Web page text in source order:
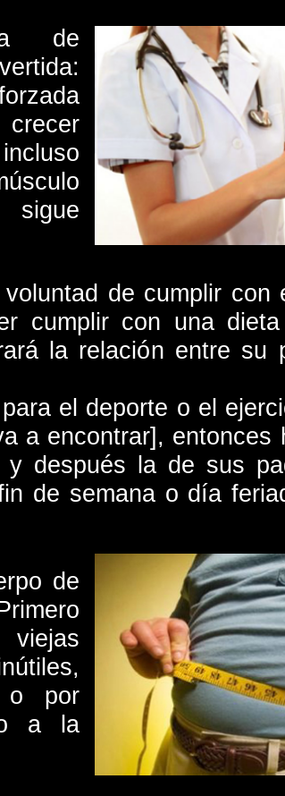
de
de cumplir con
cumplir con una
la relación entre su
el deporte o el
a encontrar], entonces
y después la de sus
de semana o día
de
o por
a la